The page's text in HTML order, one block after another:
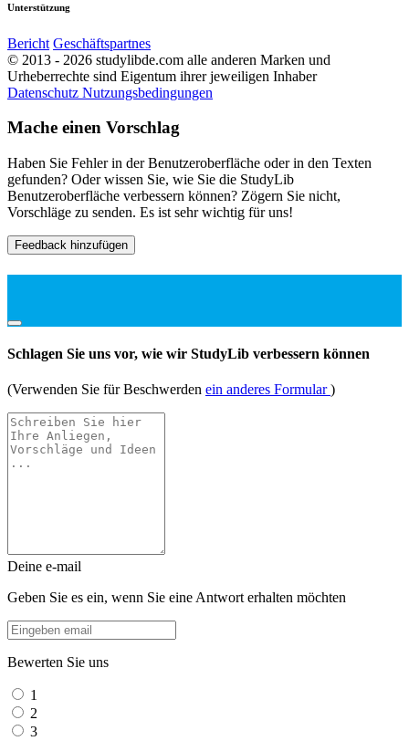
Unterstützung
Bericht Geschäftspartnes
© 2013 - 2026 studylibde.com alle anderen Marken und
Urheberrechte sind Eigentum ihrer jeweiligen Inhaber
Datenschutz Nutzungsbedingungen
Mache einen Vorschlag
Haben Sie Fehler in der Benutzeroberfläche oder in den Texten
gefunden? Oder wissen Sie, wie Sie die StudyLib
Benutzeroberfläche verbessern können? Zögern Sie nicht,
Vorschläge zu senden. Es ist sehr wichtig für uns!
Feedback hinzufügen
Schlagen Sie uns vor, wie wir StudyLib verbessern können
(Verwenden Sie für Beschwerden ein anderes Formular)
Deine e-mail
Geben Sie es ein, wenn Sie eine Antwort erhalten möchten
Bewerten Sie uns
1
2
3